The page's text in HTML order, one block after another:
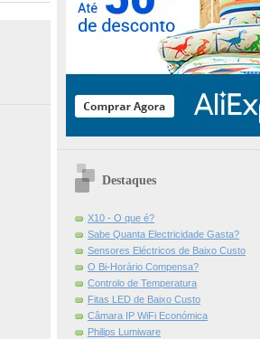
Destaques
X10 - O que é?
Sabe Quanta Electricidade Gasta?
Sensores Eléctricos de Baixo Custo
O Bi-Horário Compensa?
Controlo de Temperatura
Fitas LED de Baixo Custo
Câmara IP WiFi Económica
Philips Lumiware